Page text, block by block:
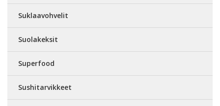
Suklaavohvelit
Suolakeksit
Superfood
Sushitarvikkeet